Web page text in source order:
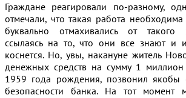
Граждане реагировали по-разному,
отмечали, что такая работа
буквально отмахивались от такого
ссылаясь на то, что они все знают и
коснется. Но, увы, накануне житель
денежных средств на сумму 1
1959 года рождения, позвонил якобы
безопасности банка. На тот